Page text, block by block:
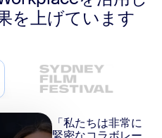
を上げています
「私たちは非常に